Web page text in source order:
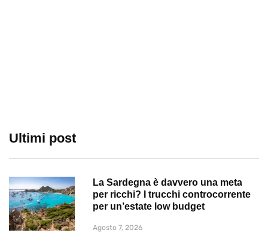
Ultimi post
La Sardegna è davvero una meta
per ricchi? I trucchi controcorrente
per un’estate low budget
Agosto 7, 2026